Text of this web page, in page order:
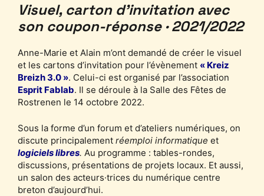
Visuel, carton d’invitation avec
son coupon-réponse · 2021/2022
Anne-Marie et Alain m’ont demandé de créer le visuel
et les cartons d’invitation pour l’évènement « Kreiz
Breizh 3.0 ». Celui-ci est organisé par l’association
Esprit Fablab. Il se déroule à la Salle des Fêtes de
Rostrenen le 14 octobre 2022.
Sous la forme d’un forum et d’ateliers numériques, on
discute principalement réemploi informatique et
logiciels libres. Au programme : tables-rondes,
discussions, présentations de projets locaux. Et aussi,
un salon des acteurs·trices du numérique centre
breton d’aujourd’hui.